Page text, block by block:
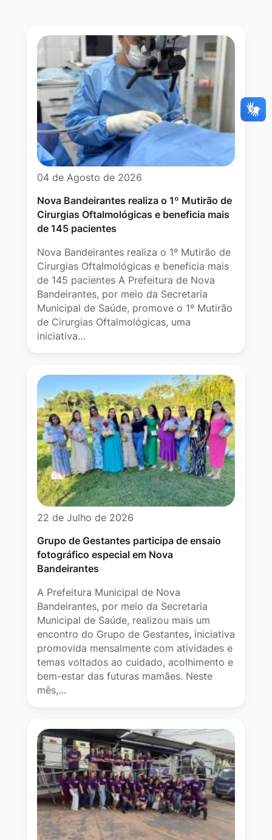
04 de Agosto de 2026
Nova Bandeirantes realiza o 1º Mutirão de
Cirurgias Oftalmológicas e beneficia mais
de 145 pacientes
Nova Bandeirantes realiza o 1º Mutirão de
Cirurgias Oftalmológicas e beneficia mais
de 145 pacientes A Prefeitura de Nova
Bandeirantes, por meio da Secretaria
Municipal de Saúde, promove o 1º Mutirão
de Cirurgias Oftalmológicas, uma
iniciativa…
22 de Julho de 2026
Grupo de Gestantes participa de ensaio
fotográfico especial em Nova
Bandeirantes
A Prefeitura Municipal de Nova
Bandeirantes, por meio da Secretaria
Municipal de Saúde, realizou mais um
encontro do Grupo de Gestantes, iniciativa
promovida mensalmente com atividades e
temas voltados ao cuidado, acolhimento e
bem-estar das futuras mamães. Neste
mês,…